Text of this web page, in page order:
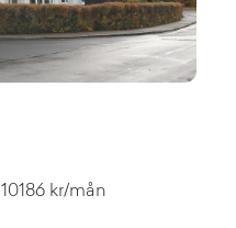
10186 kr/mån